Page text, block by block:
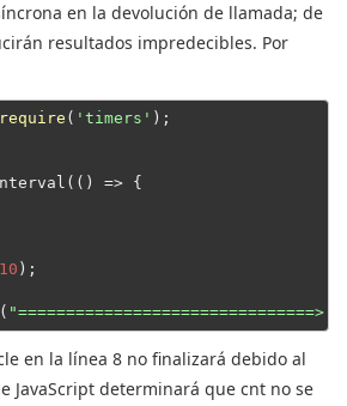
en la devolución de llamada; de
resultados impredecibles. Por
require ( 'timers' );
() => {
10 );
"===============================>
en la línea 8 no finalizará debido al
JavaScript determinará que cnt no se